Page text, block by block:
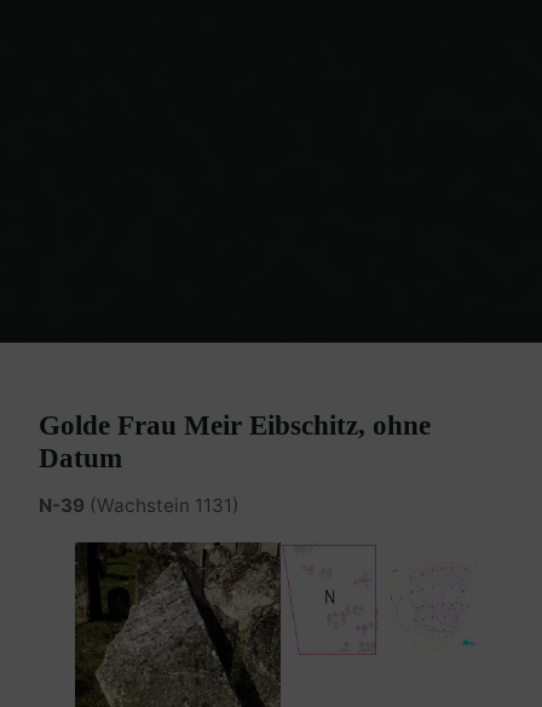
Home
Golde Frau Meir Eibschitz, ohne
Datum
N-39 (Wachstein 1131)